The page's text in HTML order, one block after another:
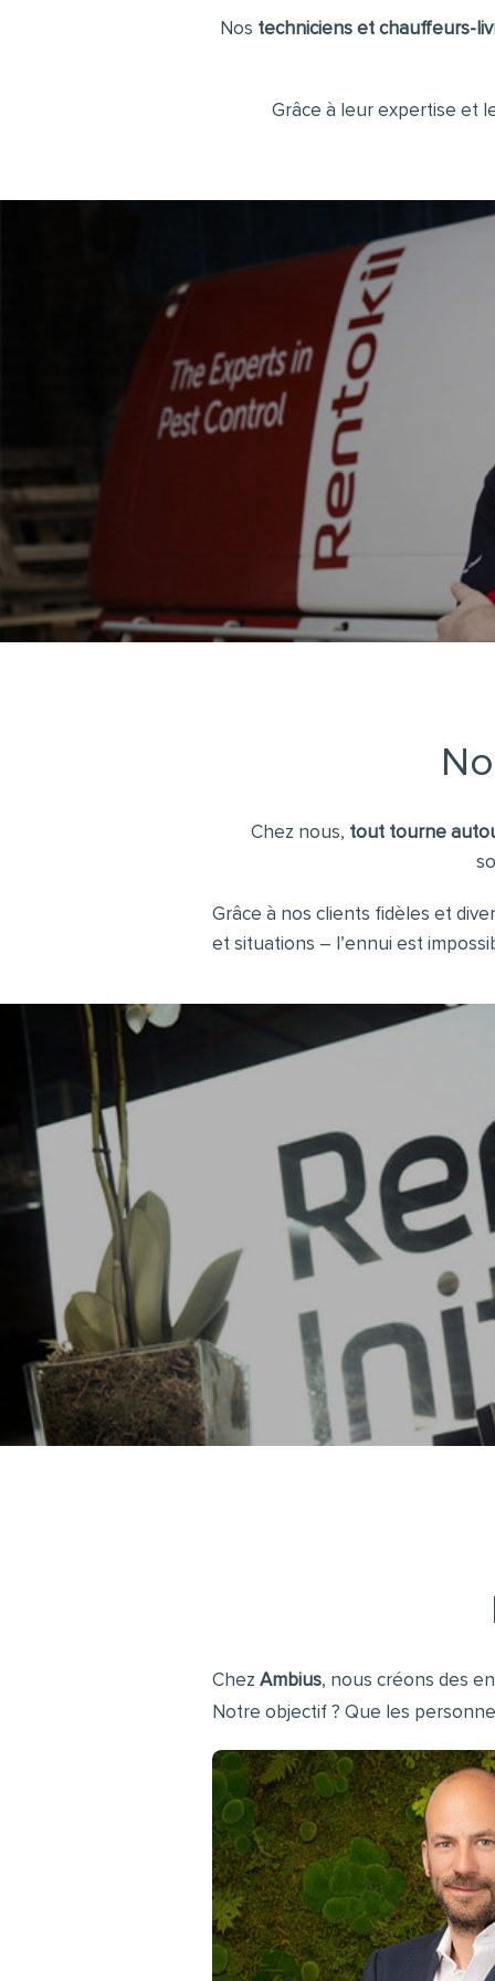
Nos techniciens et chauffeurs-
Grâce à leur expertise et
Chez nous, tout tourne
Grâce à nos clients fidèles et
et situations – l’ennui est
Chez Ambius, nous créons des
Notre objectif ? Que les